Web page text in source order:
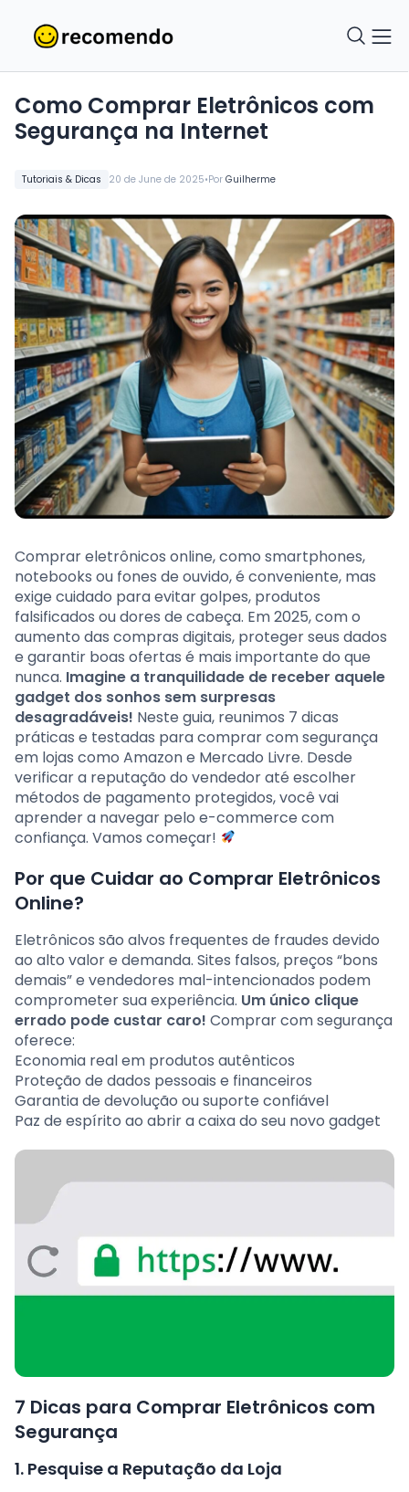
Tutoriais & Dicas 20 de June de 2025•Por Guilherme
Como Comprar Eletrônicos com
Segurança na Internet
Comprar eletrônicos online, como smartphones,
notebooks ou fones de ouvido, é conveniente, mas
exige cuidado para evitar golpes, produtos
falsificados ou dores de cabeça. Em 2025, com o
aumento das compras digitais, proteger seus dados
e garantir boas ofertas é mais importante do que
nunca. Imagine a tranquilidade de receber aquele
gadget dos sonhos sem surpresas
desagradáveis! Neste guia, reunimos 7 dicas
práticas e testadas para comprar com segurança
em lojas como Amazon e Mercado Livre. Desde
verificar a reputação do vendedor até escolher
métodos de pagamento protegidos, você vai
aprender a navegar pelo e-commerce com
confiança. Vamos começar!
Por que Cuidar ao Comprar Eletrônicos
Online?
Eletrônicos são alvos frequentes de fraudes devido
ao alto valor e demanda. Sites falsos, preços “bons
demais” e vendedores mal-intencionados podem
comprometer sua experiência. Um único clique
errado pode custar caro! Comprar com segurança
oferece:
Economia real em produtos autênticos
Proteção de dados pessoais e financeiros
Garantia de devolução ou suporte confiável
Paz de espírito ao abrir a caixa do seu novo gadget
7 Dicas para Comprar Eletrônicos com
Segurança
1. Pesquise a Reputação da Loja